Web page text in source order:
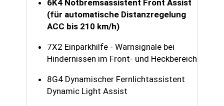
6K4 Notbremsassistent Front Assist
(für automatische Distanzregelung
ACC bis 210 km/h)
7X2 Einparkhilfe - Warnsignale bei
Hindernissen im Front- und Heckbereich
8G4 Dynamischer Fernlichtassistent
Dynamic Light Assist